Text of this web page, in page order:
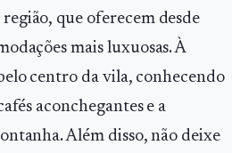
que oferecem desde
mais luxuosas. À
centro da vila, conhecendo
aconchegantes e a
Além disso, não deixe